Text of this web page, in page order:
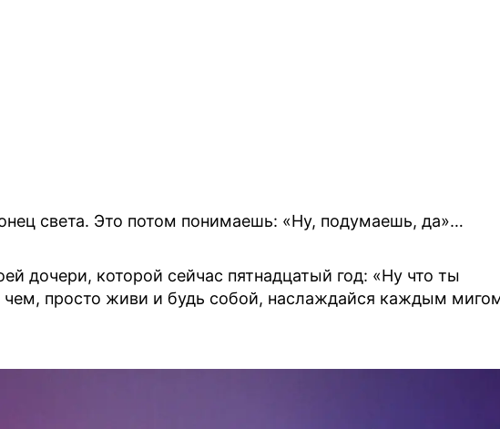
света. Это потом понимаешь: «Ну, подумаешь, да»…
дочери, которой сейчас пятнадцатый год: «Ну что ты
просто живи и будь собой, наслаждайся каждым